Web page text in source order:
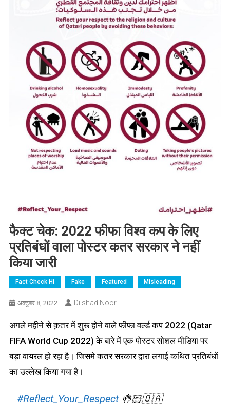
फैक्ट चेक: 2022 फीफा विश्व कप के लिए
प्रतिबंधों वाला पोस्टर कतर सरकार ने नहीं
किया जारी
Fact Check Hi Fake Featured Misleading
अक्टूबर 8, 2022 Dilshad Noor
अगले महीने से क़तर में शुरू होने वाले फीफा वर्ल्ड कप 2022 (Qatar
FIFA World Cup 2022) के बारे में एक पोस्टर सोशल मीडिया पर
बड़ा वायरल हो रहा है। जिसमे कतर सरकार द्वारा लगाई कथित प्रतिबंधों
का उल्लेख किया गया है।
#Reflect_Your_Respect🤚🏻🇶🇦